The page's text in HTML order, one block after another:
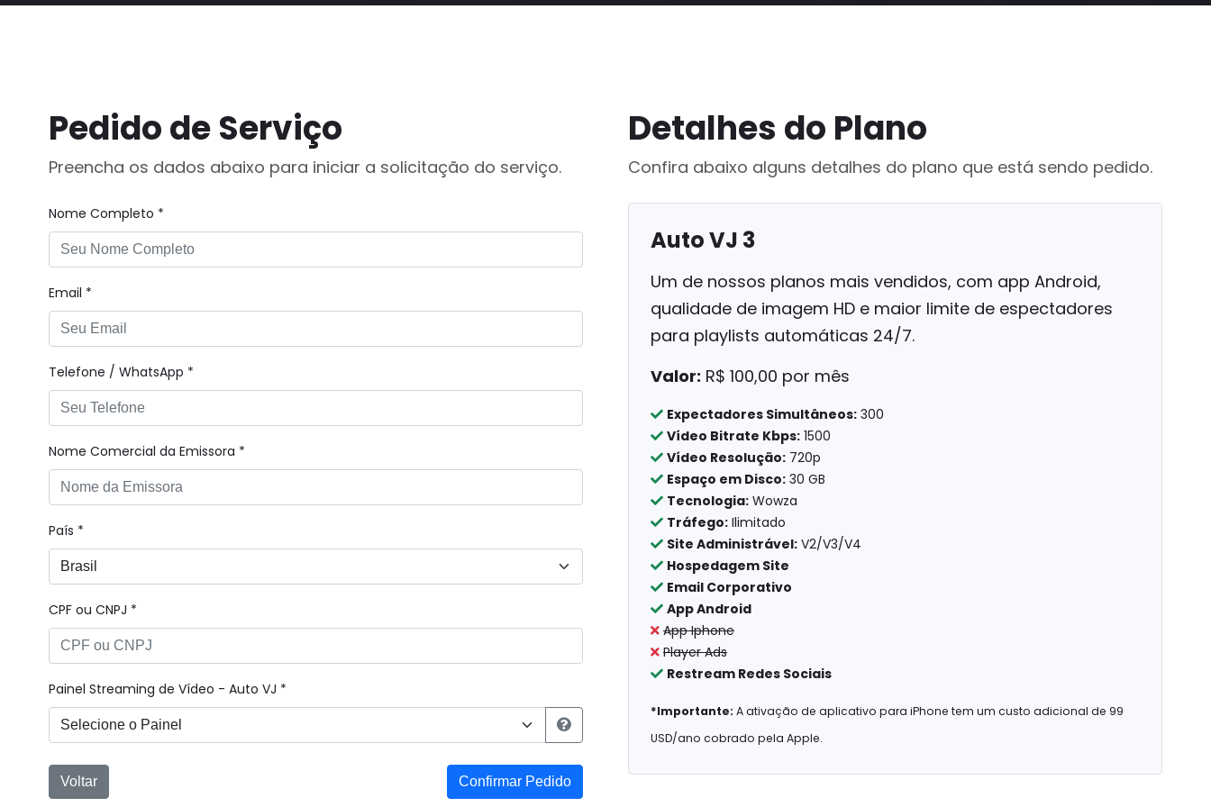
Pedido de Serviço
Preencha os dados abaixo para iniciar a solicitação do serviço.
Nome Completo *
Email *
Telefone / WhatsApp *
Nome Comercial da Emissora *
País *
CPF ou CNPJ *
Painel Streaming de Vídeo - Auto VJ *
Voltar Confirmar Pedido
Detalhes do Plano
Confira abaixo alguns detalhes do plano que está sendo pedido.
Auto VJ 3
Um de nossos planos mais vendidos, com app Android,
qualidade de imagem HD e maior limite de espectadores
para playlists automáticas 24/7.
Valor: R$ 100,00 por mês
Expectadores Simultâneos: 300
Vídeo Bitrate Kbps: 1500
Vídeo Resolução: 720p
Espaço em Disco: 30 GB
Tecnologia: Wowza
Tráfego: Ilimitado
Site Administrável: V2/V3/V4
Hospedagem Site
Email Corporativo
App Android
App Iphone
Player Ads
Restream Redes Sociais
*Importante: A ativação de aplicativo para iPhone tem um custo adicional de 99
USD/ano cobrado pela Apple.